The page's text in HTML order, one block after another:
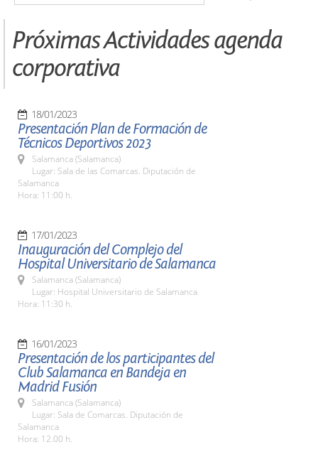
Próximas Actividades agenda
corporativa
18/01/2023
Presentación Plan de Formación de
Técnicos Deportivos 2023
Salamanca (Salamanca)
Lugar: Sala de las Comarcas. Diputación de
Salamanca
Hora: 11:00 h.
17/01/2023
Inauguración del Complejo del
Hospital Universitario de Salamanca
Salamanca (Salamanca)
Lugar: Hospital Universitario de Salamanca
Hora: 11:30 h.
16/01/2023
Presentación de los participantes del
Club Salamanca en Bandeja en
Madrid Fusión
Salamanca (Salamanca)
Lugar: Sala de Comarcas. Diputación de
Salamanca
Hora: 12.00 h.